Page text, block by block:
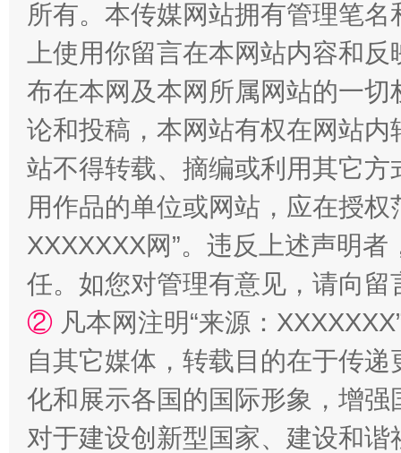
漫山遍野的桃花与雪山、麦地、白藏房 除
所有。本传媒网站拥有管理笔
上使用你留言在本网站内容和
布在本网及本网所属网站的一
论和投稿，本网站有权在网站
站不得转载、摘编或利用其它
用作品的单位或网站，应在授
XXXXXXX网”。违反上述声明
任。如您对管理有意见，请向
② 凡本网注明“来源：
自其它媒体，转载目的在于传
化和展示各国的国际形象，增
对于建设创新型国家、建设和